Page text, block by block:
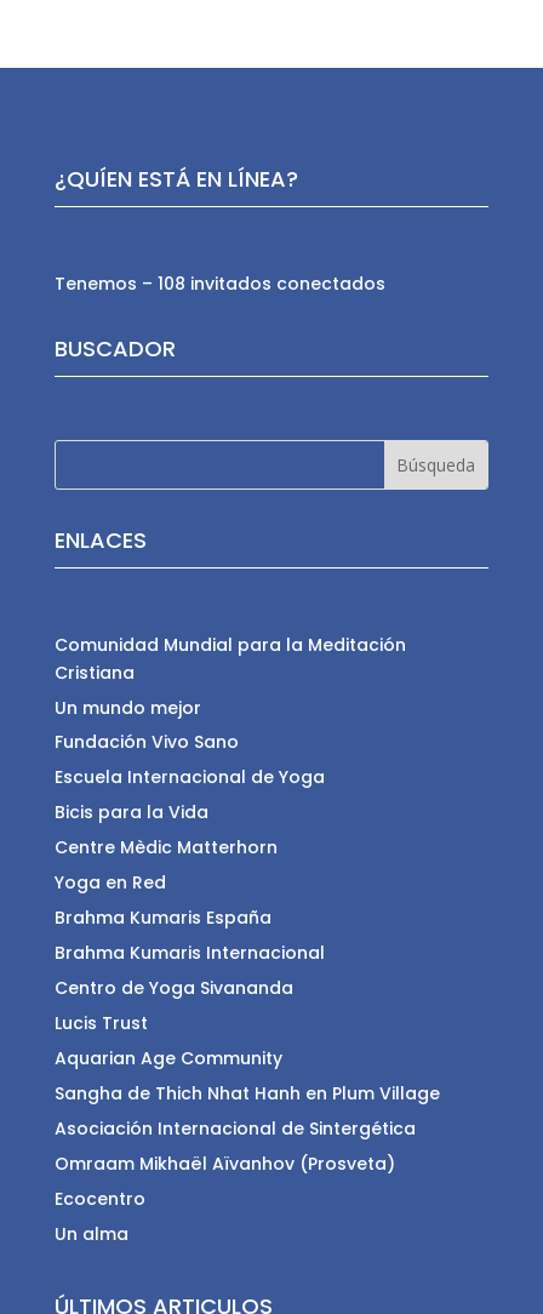
¿QUÍEN ESTÁ EN LÍNEA?
Tenemos – 108 invitados conectados
BUSCADOR
ENLACES
Comunidad Mundial para la Meditación
Cristiana
Un mundo mejor
Fundación Vivo Sano
Escuela Internacional de Yoga
Bicis para la Vida
Centre Mèdic Matterhorn
Yoga en Red
Brahma Kumaris España
Brahma Kumaris Internacional
Centro de Yoga Sivananda
Lucis Trust
Aquarian Age Community
Sangha de Thich Nhat Hanh en Plum Village
Asociación Internacional de Sintergética
Omraam Mikhaël Aïvanhov (Prosveta)
Ecocentro
Un alma
ÚLTIMOS ARTICULOS